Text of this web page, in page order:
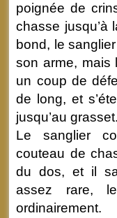
poignée de
chasse jusqu’à
bond, le
son arme, mais
un coup de
de long, et
jusqu’au grasset.
Le sanglier
couteau de
du dos, et il
assez rare,